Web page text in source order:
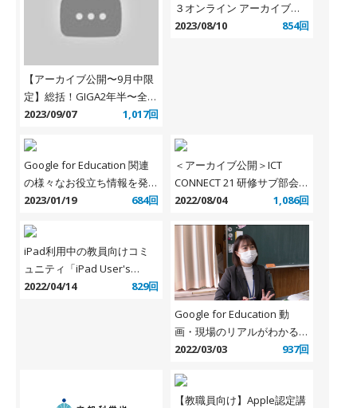
【アーカイブ公開〜9月中限
定】総括！GIGA2年半〜全国
で起こった学びの大改革を語
2023/09/07 1,017回
３オンライン アーカイブ配
信のお知らせ
2023/08/10 854回
Google for Education 関連
の様々なお役立ち情報を発信
「G-Apps.jp 公
2023/01/19 684回
＜アーカイブ公開＞ICT
CONNECT 21 研修サブ部会主
催 「気軽に楽しくコンピュ
校、中学校、高校それぞれの
取組から〜
2022/08/04 1,086回
iPad利用中の教員向けコミ
ュニティ「iPad User's
Salon」開設
2022/04/14
829回
Google for Education 動
画・現場のリアルがわかる！
GIGA スクール構想実現の姿
2022/03/03 937回
【教職員向け】Apple認定講